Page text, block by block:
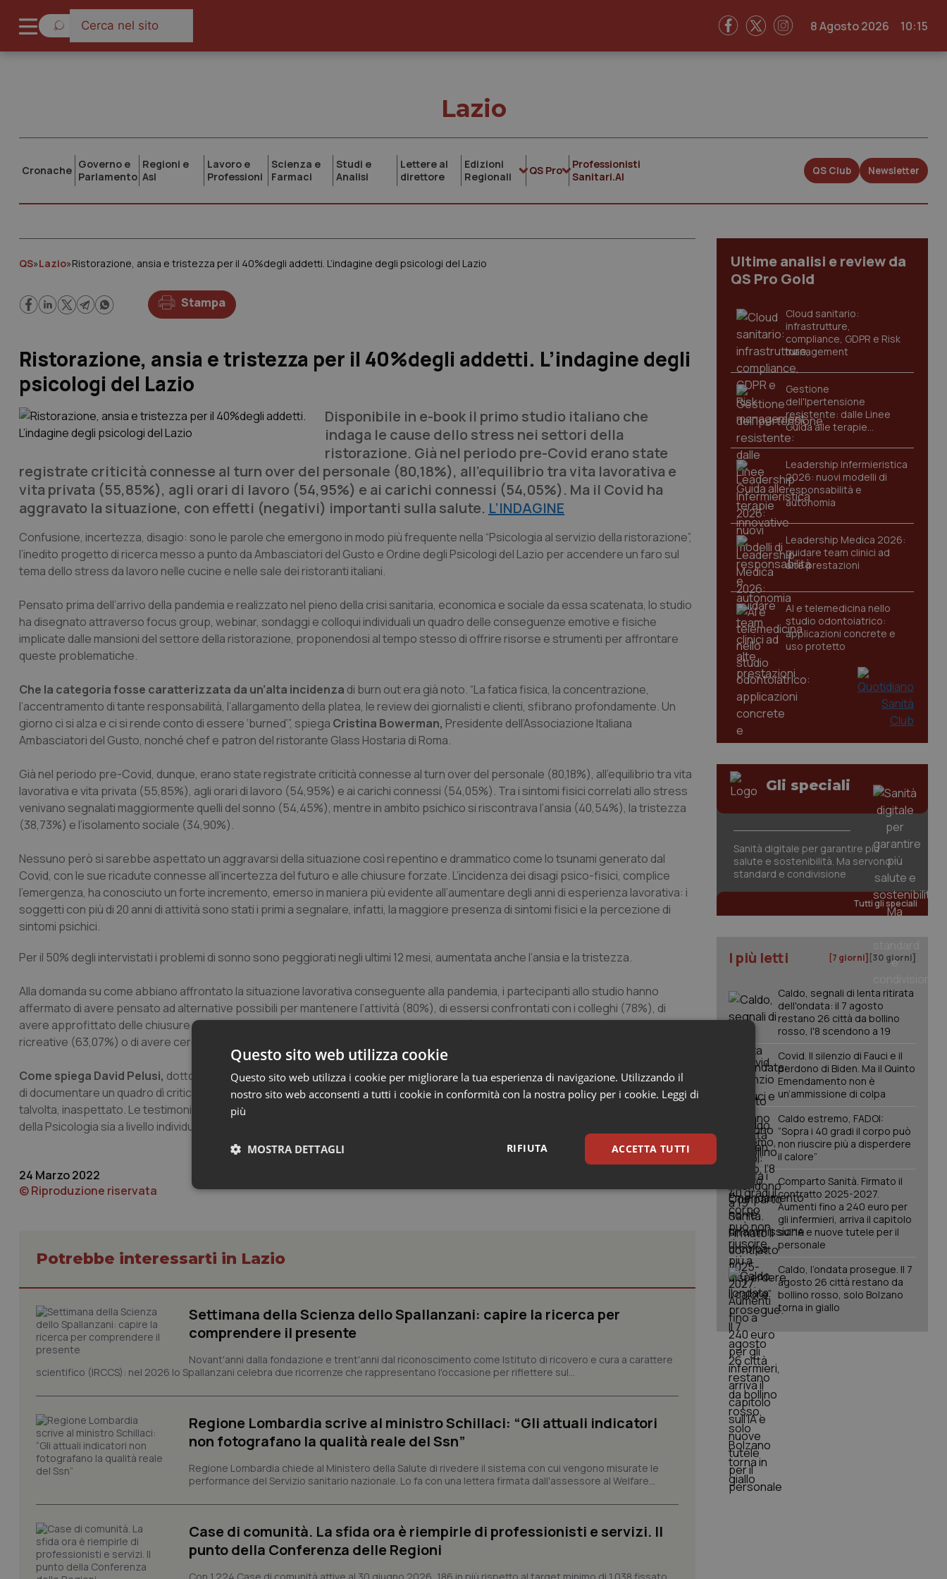
8 Agosto 2026 10:15
Lazio
Cronache Governo e
Parlamento
Regioni e
Asl
Lavoro e
Professioni
Scienza e
Farmaci
Studi e
Analisi
Lettere al
direttore
Edizioni
Regionali
QS Pro
Professionisti
Sanitari.AI
QS Club Newsletter
QS»Lazio»Ristorazione, ansia e tristezza per il 40%degli addetti. L’indagine degli psicologi del Lazio
Stampa
Ristorazione, ansia e tristezza per il 40%degli addetti. L’indagine degli
psicologi del Lazio
Disponibile in e-book il primo studio italiano che
indaga le cause dello stress nei settori della
ristorazione. Già nel periodo pre-Covid erano state
registrate criticità connesse al turn over del personale (80,18%), all’equilibrio tra vita lavorativa e
vita privata (55,85%), agli orari di lavoro (54,95%) e ai carichi connessi (54,05%). Ma il Covid ha
aggravato la situazione, con effetti (negativi) importanti sulla salute. L’INDAGINE
Confusione, incertezza, disagio: sono le parole che emergono in modo più frequente nella “Psicologia al servizio della ristorazione”,
l’inedito progetto di ricerca messo a punto da Ambasciatori del Gusto e Ordine degli Psicologi del Lazio per accendere un faro sul
tema dello stress da lavoro nelle cucine e nelle sale dei ristoranti italiani.
Pensato prima dell’arrivo della pandemia e realizzato nel pieno della crisi sanitaria, economica e sociale da essa scatenata, lo studio
ha disegnato attraverso focus group, webinar, sondaggi e colloqui individuali un quadro delle conseguenze emotive e fisiche
implicate dalle mansioni del settore della ristorazione, proponendosi al tempo stesso di offrire risorse e strumenti per affrontare
queste problematiche.
Che la categoria fosse caratterizzata da un’alta incidenza di burn out era già noto. “La fatica fisica, la concentrazione,
l’accentramento di tante responsabilità, l’allargamento della platea, le review dei giornalisti e clienti, sfibrano profondamente. Un
giorno ci si alza e ci si rende conto di essere ‘burned’”, spiega Cristina Bowerman, Presidente dell’Associazione Italiana
Ambasciatori del Gusto, nonché chef e patron del ristorante Glass Hostaria di Roma.
Già nel periodo pre-Covid, dunque, erano state registrate criticità connesse al turn over del personale (80,18%), all’equilibrio tra vita
lavorativa e vita privata (55,85%), agli orari di lavoro (54,95%) e ai carichi connessi (54,05%). Tra i sintomi fisici correlati allo stress
venivano segnalati maggiormente quelli del sonno (54,45%), mentre in ambito psichico si riscontrava l’ansia (40,54%), la tristezza
(38,73%) e l’isolamento sociale (34,90%).
Nessuno però si sarebbe aspettato un aggravarsi della situazione così repentino e drammatico come lo tsunami generato dal
Covid, con le sue ricadute connesse all’incertezza del futuro e alle chiusure forzate. L’incidenza dei disagi psico-fisici, complice
l’emergenza, ha conosciuto un forte incremento, emerso in maniera più evidente all’aumentare degli anni di esperienza lavorativa: i
soggetti con più di 20 anni di attività sono stati i primi a segnalare, infatti, la maggiore presenza di sintomi fisici e la percezione di
sintomi psichici.
Per il 50% degli intervistati i problemi di sonno sono peggiorati negli ultimi 12 mesi, aumentata anche l’ansia e la tristezza.
Alla domanda su come abbiano affrontato la situazione lavorativa conseguente alla pandemia, i partecipanti allo studio hanno
affermato di avere pensato ad alternative possibili per mantenere l’attività (80%), di essersi confrontati con i colleghi (78%), di
avere approfittato delle chiusure per svolgere attività di aggiornamento professionale (72,08%), di essersi dedicati ad attività
ricreative (63,07%) o di avere cercato notizie /informazioni (59,46%).
Come spiega David Pelusi, dottore in tecniche psicologiche e tesoriere dell’Ordine Psicologi del Lazio, “la ricerca è stata in grado
di documentare un quadro dì criticità preesistenti alla pandemia che l’emergenza Covid ha ridefinito in modo del tutto nuovo e,
talvolta, inaspettato. Le testimonianze dei professionisti hanno premiato il lavoro svolto, evidenziando il contributo fondamentale
della Psicologia sia a livello individuale che organizzativo”.
24 Marzo 2022
© Riproduzione riservata
Potrebbe interessarti in Lazio
Settimana della Scienza dello Spallanzani: capire la ricerca per
comprendere il presente
Novant'anni dalla fondazione e trent'anni dal riconoscimento come Istituto di ricovero e cura a carattere
scientifico (IRCCS): nel 2026 lo Spallanzani celebra due ricorrenze che rappresentano l'occasione per riflettere sul...
Regione Lombardia scrive al ministro Schillaci: “Gli attuali indicatori
non fotografano la qualità reale del Ssn”
Regione Lombardia chiede al Ministero della Salute di rivedere il sistema con cui vengono misurate le
performance del Servizio sanitario nazionale. Lo fa con una lettera firmata dall'assessore al Welfare...
Case di comunità. La sfida ora è riempirle di professionisti e servizi. Il
punto della Conferenza delle Regioni
Ultime analisi e review da
QS Pro Gold
Cloud sanitario:
infrastrutture,
compliance, GDPR e Risk
management
Gestione
dell'Ipertensione
resistente: dalle Linee
Guida alle terapie
innovative
Leadership Infermieristica
2026: nuovi modelli di
responsabilità e
autonomia
Leadership Medica 2026:
guidare team clinici ad
alte prestazioni
AI e telemedicina nello
studio odontoiatrico:
applicazioni concrete e
uso protetto
Gli speciali
Sanità digitale per garantire più
salute e sostenibilità. Ma servono
standard e condivisione
Tutti gli speciali
I più letti [7 giorni] [30 giorni]
Caldo, segnali di lenta ritirata
dell'ondata: il 7 agosto
restano 26 città da bollino
rosso, l'8 scendono a 19
Covid. Il silenzio di Fauci e il
perdono di Biden. Ma il Quinto
Emendamento non è
un’ammissione di colpa
Caldo estremo, FADOI:
“Sopra i 40 gradi il corpo può
non riuscire più a disperdere
il calore”
Comparto Sanità. Firmato il
contratto 2025-2027.
Aumenti fino a 240 euro per
gli infermieri, arriva il capitolo
sull'IA e nuove tutele per il
personale
Caldo, l’ondata prosegue. Il 7
agosto 26 città restano da
bollino rosso, solo Bolzano
torna in giallo
Questo sito web utilizza cookie
Questo sito web utilizza i cookie per migliorare la tua esperienza di navigazione. Utilizzando il
nostro sito web acconsenti a tutti i cookie in conformità con la nostra policy per i cookie. Leggi di
più
ACCETTA TUTTI
RIFIUTA
MOSTRA DETTAGLI
Necessari Statistici Marketing
Necessari Statistici Marketing
I cookie necessari contribuiscono a rendere fruibile il sito web abilitandone funzionalità di base quali la navigazione sulle pagine
e l'accesso alle aree protette del sito. Il sito web non è in grado di funzionare correttamente senza questi cookie.
VISITOR_PRIVACY_METADATA
YouTube
.youtube.com
5 mesi 4
settimane
Questo cookie viene utilizzato per memorizzare le
scelte di consenso e privacy dell'utente per la loro
del visitatore riguardo a varie politiche e
preferenze siano onorate nelle sessioni future.
CookieScriptConsent
CookieScript
www.quotidianosanita.it
dei cookie di Cookie-Script.com funzioni
correttamente.
tracking-sites-ironfish-
session-id
www.quotidianosanita.it
4
Questo cookie è impostato dall'applicazione per